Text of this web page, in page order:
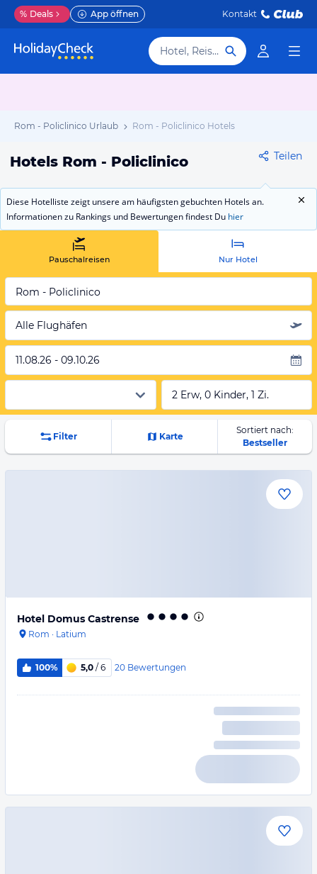
% Deals App öffnen Kontakt
Hotel, Reiseziel
Rom - Policlinico Urlaub Rom - Policlinico Hotels
Hotels Rom - Policlinico Teilen
Diese Hotelliste zeigt unsere am häufigsten gebuchten Hotels an.
Informationen zu Rankings und Bewertungen findest Du hier
Pauschalreisen Nur Hotel
Rom - Policlinico
Alle Flughäfen
11.08.26 - 09.10.26
2 Erw, 0 Kinder, 1 Zi.
Filter Karte
Sortiert nach:
Bestseller
Hotel Domus Castrense
Rom · Latium
100% 5,0 / 6 20 Bewertungen